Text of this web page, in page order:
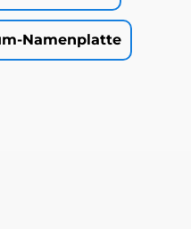
Namenplatte